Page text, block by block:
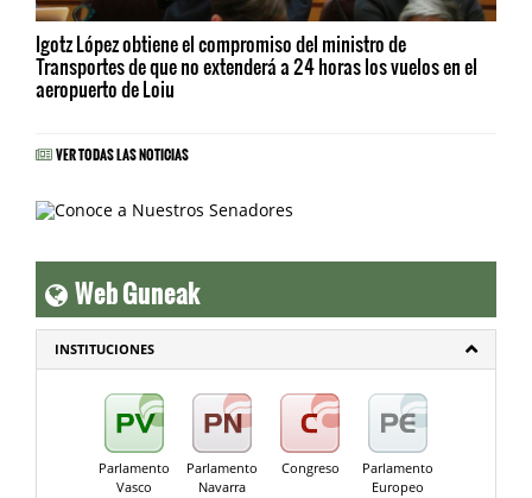
Igotz López obtiene el compromiso del ministro de
Transportes de que no extenderá a 24 horas los vuelos en el
aeropuerto de Loiu
VER TODAS LAS NOTICIAS
Web Guneak
INSTITUCIONES
Parlamento
Vasco
Parlamento
Navarra
Congreso
Parlamento
Europeo